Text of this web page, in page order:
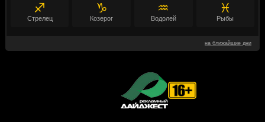
♐
Стрелец
♑
Козерог
♒
Водолей
♓
Рыбы
на ближайшие дни